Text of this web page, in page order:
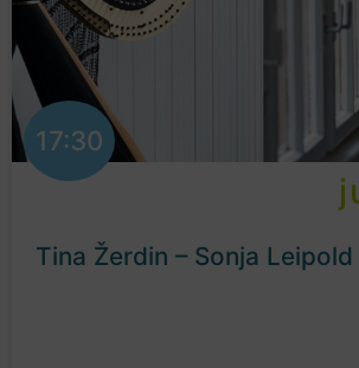
17:30
Tina Žerdin – Sonja Leipold